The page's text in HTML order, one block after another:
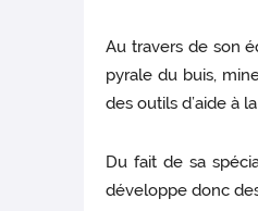
Au travers de son
pyrale du buis,
des outils d’aide à
Du fait de sa
développe donc